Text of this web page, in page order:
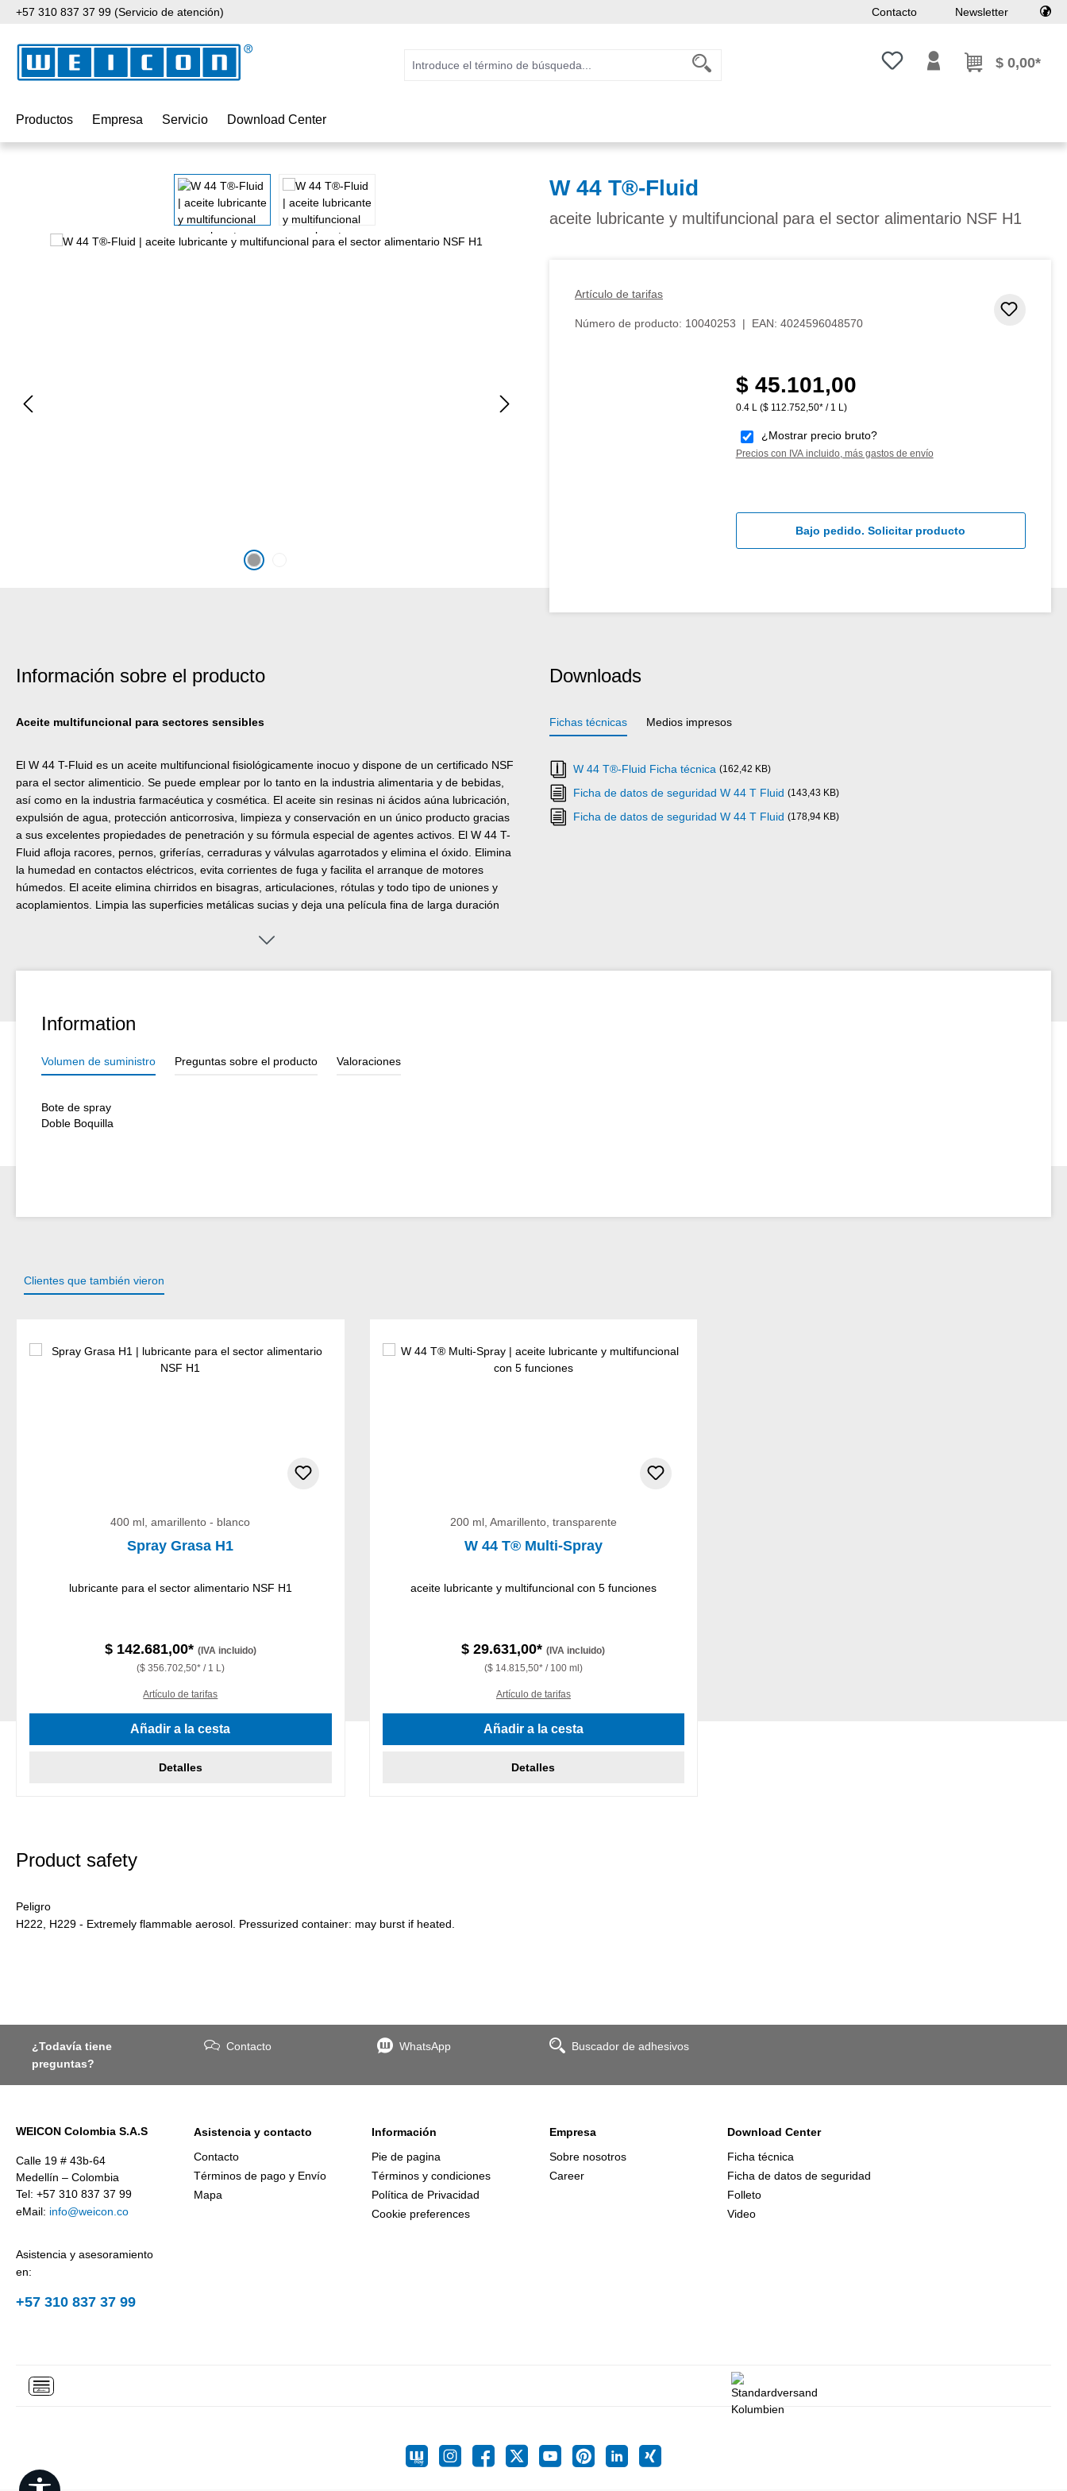
al contenido principal
Saltar a la búsqueda
Saltar a la navegación principal
+57 310 837 37 99 (Servicio de atención) Contacto Newsletter
Tienes 0 artículos en tu lista de
$ 0,00*
Productos Empresa Servicio Download Center
W 44 T®-Fluid
aceite lubricante y multifuncional para el sector alimentario NSF H1
Artículo de tarifas
Número de producto: 10040253 | EAN: 4024596048570
Precio normal:
$ 45.101,00
0.4 L ($ 112.752,50* / 1 L)
¿Mostrar precio bruto?
Precios con IVA incluido, más gastos de envío
Bajo pedido. Solicitar producto
Información sobre el producto
Aceite multifuncional para sectores sensibles
El W 44 T-Fluid es un aceite multifuncional fisiológicamente inocuo y dispone de un certificado NSF
para el sector alimenticio. Se puede emplear por lo tanto en la industria alimentaria y de bebidas,
así como en la industria farmacéutica y cosmética. El aceite sin resinas ni ácidos aúna lubricación,
expulsión de agua, protección anticorrosiva, limpieza y conservación en un único producto gracias
a sus excelentes propiedades de penetración y su fórmula especial de agentes activos. El W 44 T-
Fluid afloja racores, pernos, griferías, cerraduras y válvulas agarrotados y elimina el óxido. Elimina
la humedad en contactos eléctricos, evita corrientes de fuga y facilita el arranque de motores
húmedos. El aceite elimina chirridos en bisagras, articulaciones, rótulas y todo tipo de uniones y
acoplamientos. Limpia las superficies metálicas sucias y deja una película fina de larga duración
equipos de precisión eléctricos y mecánicos, conservando su función. Gracias a su formulación
sanitaria en el puesto de trabajo.
Downloads
Fichas técnicas Medios impresos
W 44 T®-Fluid Ficha técnica (162,42 KB)
Ficha de datos de seguridad W 44 T Fluid (143,43 KB)
Ficha de datos de seguridad W 44 T Fluid (178,94 KB)
Information
Volumen de suministro Preguntas sobre el producto Valoraciones
Bote de spray
Doble Boquilla
Clientes que también vieron
400 ml, amarillento - blanco
Spray Grasa H1
lubricante para el sector alimentario NSF H1
$ 142.681,00* (IVA incluido)
($ 356.702,50* / 1 L)
Artículo de tarifas
Añadir a la cesta
Detalles
200 ml, Amarillento, transparente
W 44 T® Multi-Spray
aceite lubricante y multifuncional con 5 funciones
$ 29.631,00*(IVA incluido)
($ 14.815,50* / 100 ml)
Artículo de tarifas
Añadir a la cesta
Detalles
Product safety
Peligro
H222, H229 - Extremely flammable aerosol. Pressurized container: may burst if heated.
¿Todavía tiene
preguntas?
Contacto WhatsApp Buscador de adhesivos
WEICON Colombia S.A.S
Calle 19 # 43b-64
Medellín – Colombia
Tel: +57 310 837 37 99
eMail: info@weicon.co
Asistencia y asesoramiento
en:
+57 310 837 37 99
Asistencia y contacto
Contacto
Términos de pago y Envío
Mapa
Información
Pie de pagina
Términos y condiciones
Política de Privacidad
Cookie preferences
Empresa
Sobre nosotros
Career
Download Center
Ficha técnica
Ficha de datos de seguridad
Folleto
Video
Show toolbar